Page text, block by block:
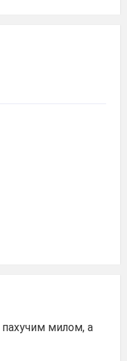
милом, а